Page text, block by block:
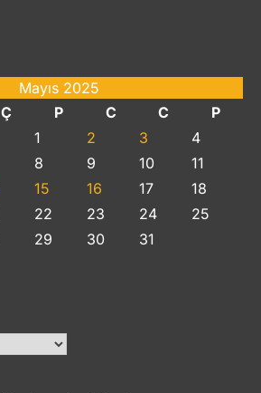
Mayıs 2025
Ç P C C
P
1
2 3
4
8 9 10
11
15 16 17
18
22 23 24
25
29 30 31